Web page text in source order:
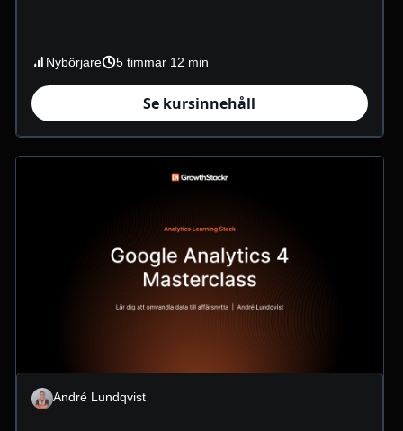
Nybörjare 5 timmar 12 min
Se kursinnehåll
André Lundqvist